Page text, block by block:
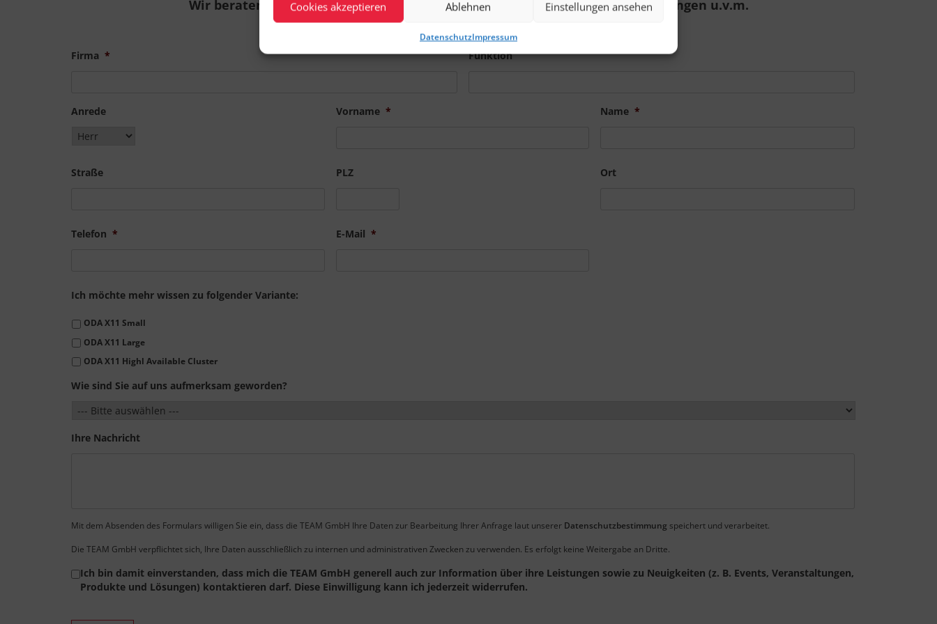
Cookies akzeptieren Ablehnen Einstellungen ansehen
DatenschutzImpressum
Wir beraten Sie zu Planung, Sizing, Lizenzbedarfen, Implementierung, Schulungen u.v.m.
Firma * Funktion
Anrede Vorname * Name *
Straße PLZ Ort
Telefon * E-Mail *
Ich möchte mehr wissen zu folgender Variante:
ODA X11 Small
ODA X11 Large
ODA X11 Highl Available Cluster
Wie sind Sie auf uns aufmerksam geworden?
Ihre Nachricht
Mit dem Absenden des Formulars willigen Sie ein, dass die TEAM GmbH Ihre Daten zur Bearbeitung Ihrer Anfrage laut unserer Datenschutzbestimmung speichert und verarbeitet.
Die TEAM GmbH verpflichtet sich, Ihre Daten ausschließlich zu internen und administrativen Zwecken zu verwenden. Es erfolgt keine Weitergabe an Dritte.
Consent
Ich bin damit einverstanden, dass mich die TEAM GmbH generell auch zur Information über ihre Leistungen sowie zu Neuigkeiten (z. B. Events, Veranstaltungen,
Produkte und Lösungen) kontaktieren darf. Diese Einwilligung kann ich jederzeit widerrufen.